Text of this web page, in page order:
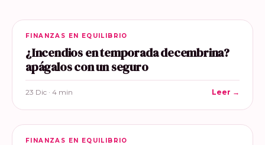
FINANZAS EN EQUILIBRIO
¿Incendios en temporada decembrina?
apágalos con un seguro
23 Dic · 4 min Leer →
FINANZAS EN EQUILIBRIO